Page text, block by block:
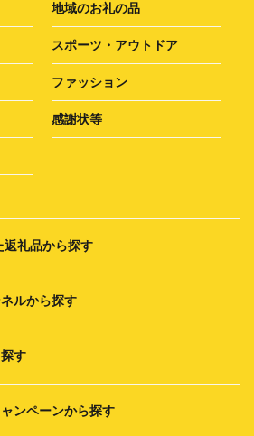
地域のお礼の品
スポーツ・アウトドア
ファッション
感謝状等
返礼品から探す
ルから探す
す
ンペーンから探す